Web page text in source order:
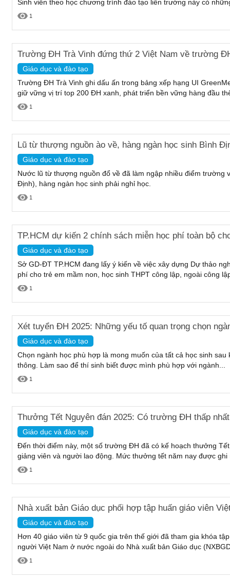
Sinh viên theo học chương trình đào tạo liên trường này có
1
Trường ĐH Trà Vinh đứng thứ 2 Việt Nam về trường
Giáo dục và đào tạo
Trường ĐH Trà Vinh ghi dấu ấn trong bảng xếp hạng UI
giữ vững vị trí top 200 ĐH xanh, phát triển bền vững hàng đầu
1
Lũ từ thượng nguồn ào về, hàng ngàn học sinh Bình
Giáo dục và đào tạo
Nước lũ từ thượng nguồn đổ về đã làm ngập nhiều điểm trường
Định), hàng ngàn học sinh phải nghỉ học.
1
TP.HCM dự kiến 2 chính sách miễn học phí toàn bộ
Giáo dục và đào tạo
Sở GD-ĐT TP.HCM đang lấy ý kiến về việc xây dựng Dự thảo
phí cho trẻ em mầm non, học sinh THPT công lập, ngoài công
1
Xét tuyển ĐH 2025: Những yếu tố quan trọng chọn
Giáo dục và đào tạo
Chọn ngành học phù hợp là mong muốn của tất cả học sinh
thông. Làm sao để thí sinh biết được mình phù hợp với ngành...
1
Thưởng Tết Nguyên đán 2025: Có trường ĐH thấp
Giáo dục và đào tạo
Đến thời điểm này, một số trường ĐH đã có kế hoạch thưởng
giảng viên và người lao động. Mức thưởng tết năm nay được
1
Nhà xuất bản Giáo dục phối hợp tập huấn giáo viên
Giáo dục và đào tạo
Hơn 40 giáo viên từ 9 quốc gia trên thế giới đã tham gia khóa
người Việt Nam ở nước ngoài do Nhà xuất bản Giáo dục
1